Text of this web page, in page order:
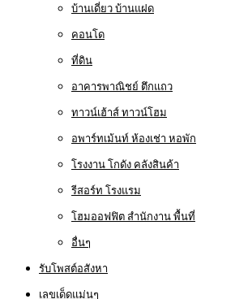
บ้านเดี่ยว บ้านแฝด
คอนโด
ที่ดิน
อาคารพาณิชย์ ตึกแถว
ทาวน์เฮ้าส์ ทาวน์โฮม
อพาร์ทเม้นท์ ห้องเช่า หอพัก
โรงงาน โกดัง คลังสินค้า
รีสอร์ท โรงแรม
โฮมออฟฟิต สำนักงาน พื้นที่
อื่นๆ
รับโพสต์อสังหา
เลขเด็ดแม่นๆ